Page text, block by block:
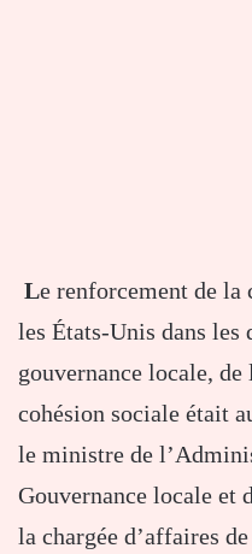
Le renforcement de la
les États-Unis dans les
gouvernance locale,
cohésion sociale était
le ministre de
Gouvernance locale et
la chargée d’affaires